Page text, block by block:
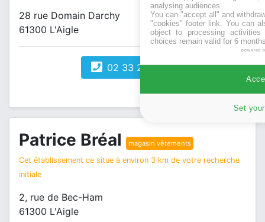
28 rue Domain Darchy
61300 L'Aigle
02 33 24 40 16
Patrice Bréal magasin vêtements
Cet établissement ce situe à environ 3 km de votre recherche
initiale
2, rue de Bec-Ham
61300 L'Aigle
analysing audiences.
You can "accept all" and
"cookies" footer link. You can
object to processing
choices remain valid for 6
powered
Set